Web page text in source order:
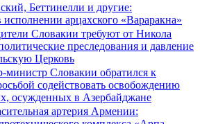
Беттинелли и другие:
арцахского «Вараракна»
Словакии требуют от Никола
преследования и давление
Церковь
Словакии обратился к
содействовать освобождению
осужденных в Азербайджане
артерия Армении: